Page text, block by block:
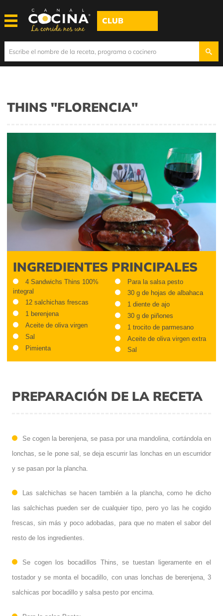
CLUB
THINS "FLORENCIA"
INGREDIENTES PRINCIPALES
4 Sandwichs Thins 100%
integral
12 salchichas frescas
1 berenjena
Aceite de oliva virgen
Sal
Pimienta
Para la salsa pesto
30 g de hojas de albahaca
1 diente de ajo
30 g de piñones
1 trocito de parmesano
Aceite de oliva virgen extra
Sal
PREPARACIÓN DE LA RECETA
Se cogen la berenjena, se pasa por una mandolina, cortándola en
lonchas, se le pone sal, se deja escurrir las lonchas en un escurridor
y se pasan por la plancha.
Las salchichas se hacen también a la plancha, como he dicho
las salchichas pueden ser de cualquier tipo, pero yo las he cogido
frescas, sin más y poco adobadas, para que no maten el sabor del
resto de los ingredientes.
Se cogen los bocadillos Thins, se tuestan ligeramente en el
tostador y se monta el bocadillo, con unas lonchas de berenjena, 3
salchicas por bocadillo y salsa pesto por encima.